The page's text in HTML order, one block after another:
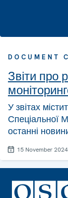
DOCUMENT
Звіти про
У звітах
Спеціальної
останні
15 November 2024